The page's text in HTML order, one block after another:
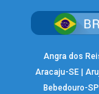
Angra dos
Aracaju-SE |
Bebedouro-SP